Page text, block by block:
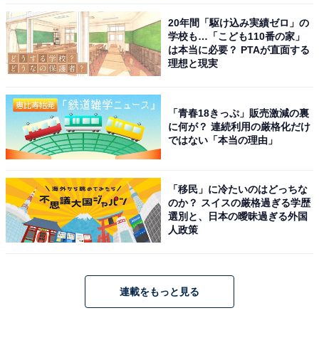
20年間「駆け込み実績ゼロ」の
学校も…「こども110番の家」
は本当に必要？ PTAが直面する
理想と現実
「青春18きっぷ」販売激減の裏
に何が？ 連続利用の厳格化だけ
ではない「本当の理由」
「移民」に冷たいのはどっちな
のか？ スイスの厳格過ぎる学歴
選別と、日本の曖昧過ぎる外国
人政策
連載をもっと見る